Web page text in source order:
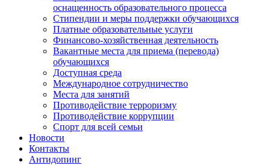
оснащенность образовательного процесса
Стипендии и меры поддержки обучающихся
Платные образовательные услуги
Финансово-хозяйственная деятельность
Вакантные места для приема (перевода)
обучающихся
Доступная среда
Международное сотрудничество
Места для занятий
Противодействие терроризму
Противодействие коррупции
Спорт для всей семьи
Новости
Контакты
Антидопинг